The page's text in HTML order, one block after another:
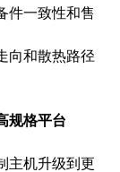
件一致性和售
向和散热路径
规格平台
主机升级到更